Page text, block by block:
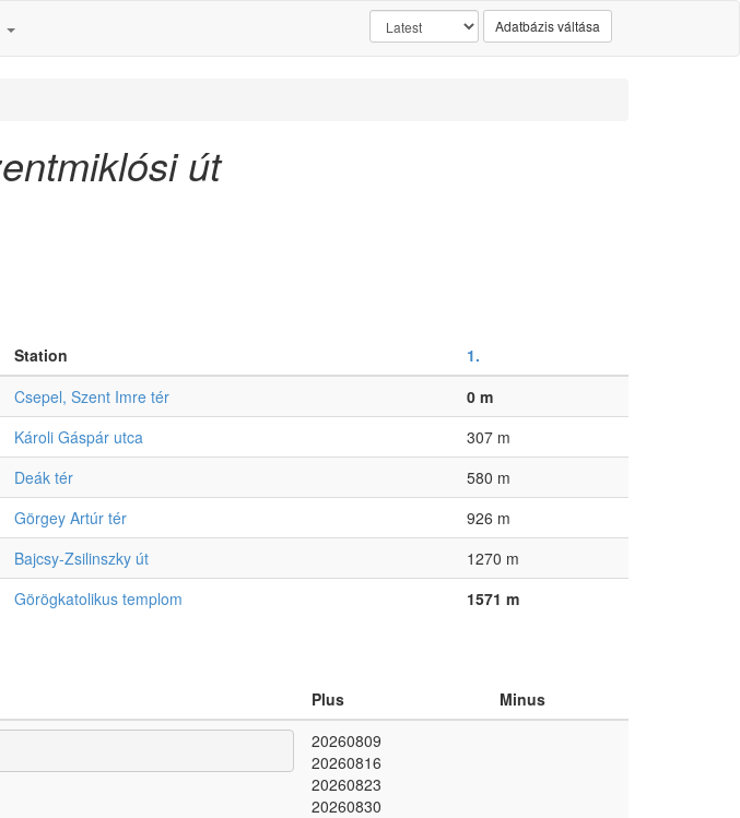
Adatbázis váltása
út
Station
1.
Csepel, Szent Imre tér
0 m
Károli Gáspár utca
307 m
Deák tér
580 m
Görgey Artúr tér
926 m
Bajcsy-Zsilinszky út
1270 m
Görögkatolikus templom 1571 m
Plus
Minus
20260809
20260816
20260823
20260830